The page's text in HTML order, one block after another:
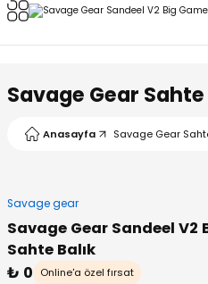
Savage Gear Sahte
Anasayfa Savage Gear
Savage gear
Savage Gear Sandeel V2
Sahte Balık
₺ 0
Online'a özel fırsat
Misinalar
& El Feneri